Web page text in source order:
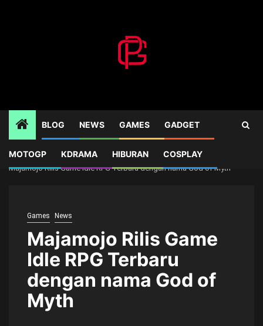
BLOG NEWS GAMES GADGET
MOTOGP KDRAMA HIBURAN COSPLAY
Home
Games
Majamojo Rilis Game Idle RPG Terbaru dengan nama God of Myth
Games News
Majamojo Rilis Game
Idle RPG Terbaru
dengan nama God of
Myth